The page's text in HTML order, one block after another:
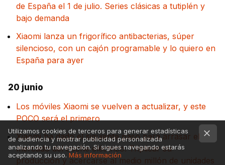
de España el 1 de julio. Series clásicas a tutiplén y
bajo demanda
Xiaomi lanza un frigorífico antibacterias, súper
silencioso, con un cajón programable y lo quiero en
España para ayer
20 junio
Los móviles Xiaomi se vuelven a actualizar, y este
POCO será el primero
Xiaomi ha dado el siguiente paso para arrasar el
mercado del coche eléctrico. Triplicar su
producción y acercarse al medio millón de unidades
Utilizamos cookies de terceros para generar estadísticas
de audiencia y mostrar publicidad personalizada
analizando tu navegación. Si sigues navegando estarás
aceptando su uso. Más información